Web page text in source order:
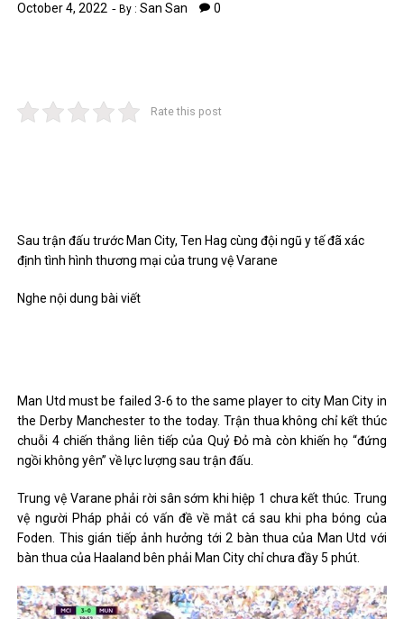
October 4, 2022 By :San San 0
Rate this post
Sau trận đấu trước Man City, Ten Hag cùng đội ngũ y tế đã xác
định tình hình thương mại của trung vệ Varane
Nghe nội dung bài viết
Man Utd must be failed 3-6 to the same player to city Man City in
the Derby Manchester to the today. Trận thua không chỉ kết thúc
chuỗi 4 chiến thắng liên tiếp của Quỷ Đỏ mà còn khiến họ “đứng
ngồi không yên” về lực lượng sau trận đấu.
Trung vệ Varane phải rời sân sớm khi hiệp 1 chưa kết thúc. Trung
vệ người Pháp phải có vấn đề về mắt cá sau khi pha bóng của
Foden. This gián tiếp ảnh hưởng tới 2 bàn thua của Man Utd với
bàn thua của Haaland bên phải Man City chỉ chưa đầy 5 phút.